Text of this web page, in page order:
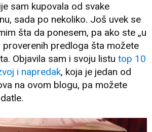
sam kupovala od svake
sada po nekoliko. Još uvek se
šta da ponesem, pa ako ste „u
proverenih predloga šta možete
Objavila sam i svoju listu top 10
i napredak, koja je jedan od
na ovom blogu, pa možete